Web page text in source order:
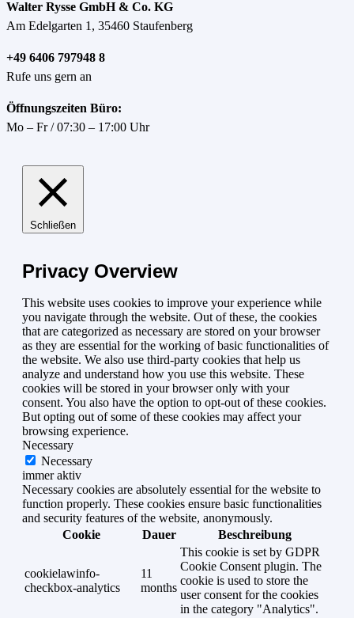
Walter Rysse GmbH & Co. KG
Am Edelgarten 1, 35460 Staufenberg
+49 6406 797948 8
Rufe uns gern an
Öffnungszeiten Büro:
Mo – Fr / 07:30 – 17:00 Uhr
Schließen
Privacy Overview
This website uses cookies to improve your experience while
you navigate through the website. Out of these, the cookies
that are categorized as necessary are stored on your browser
as they are essential for the working of basic functionalities of
the website. We also use third-party cookies that help us
analyze and understand how you use this website. These
cookies will be stored in your browser only with your
consent. You also have the option to opt-out of these cookies.
But opting out of some of these cookies may affect your
browsing experience.
Necessary
Necessary
immer aktiv
Necessary cookies are absolutely essential for the website to
function properly. These cookies ensure basic functionalities
and security features of the website, anonymously.
Cookie
Dauer Beschreibung
cookielawinfo-
checkbox-analytics
11
months
This cookie is set by GDPR
Cookie Consent plugin. The
cookie is used to store the
user consent for the cookies
in the category "Analytics".